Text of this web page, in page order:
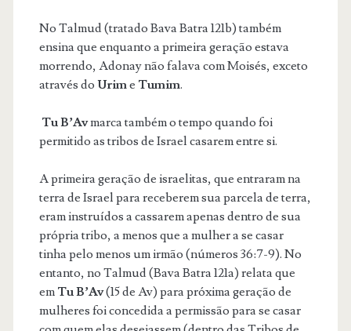
No Talmud (tratado Bava Batra 121b) também
ensina que enquanto a primeira geração estava
morrendo, Adonay não falava com Moisés, exceto
através do Urime Tumim.
Tu B’Avmarca também o tempo quando foi
permitido as tribos de Israel casarem entre si.
A primeira geração de israelitas, que entraram na
terra de Israel para receberem sua parcela de terra,
eram instruídos a cassarem apenas dentro de sua
própria tribo, a menos que a mulher a se casar
tinha pelo menos um irmão (números 36:7-9). No
entanto, no Talmud (Bava Batra 121a) relata que
em Tu B’Av(15 de Av) para próxima geração de
mulheres foi concedida a permissão para se casar